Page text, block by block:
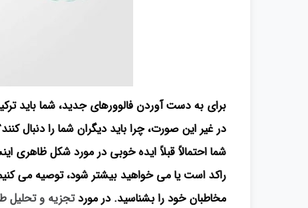
برای به دست آوردن فالوورهای جدید، شما باید
در غیر این صورت، چرا باید دیگران شما را دنبال
شما احتمالاً قبلاً ایده خوبی در مورد شکل ظاهری
راکد است یا می خواهید بیشتر شود، توصیه می
مخاطبان خود را بشناسید. در موردتجزیه و تحلیل